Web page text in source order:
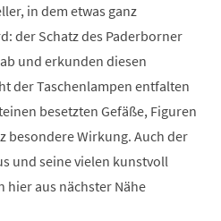
in dem etwas ganz
der Schatz des Paderborner
und erkunden diesen
der Taschenlampen entfalten
besetzten Gefäße, Figuren
besondere Wirkung. Auch der
und seine vielen kunstvoll
hier aus nächster Nähe